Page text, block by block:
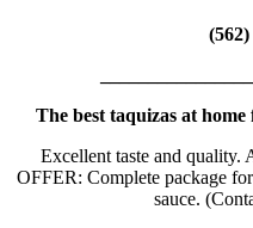
(562)
The best taquizas at
Excellent taste and quality.
OFFER: Complete package
sauce.